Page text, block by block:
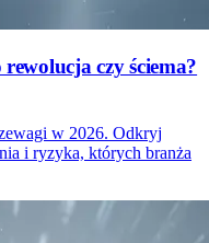
czy ściema?
w 2026. Odkryj
i ryzyka, których branża